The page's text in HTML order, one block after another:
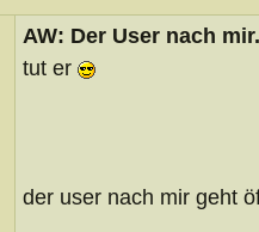
AW: Der User nach
tut er
der user nach mir geht